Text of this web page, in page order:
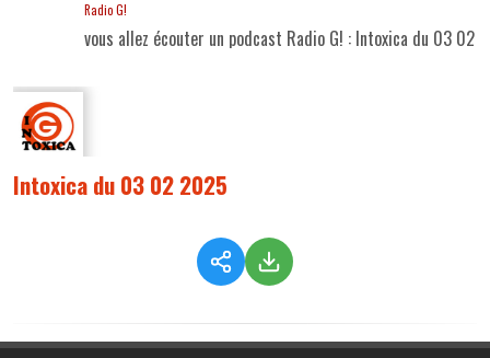
Radio G!
vous allez écouter un podcast Radio G! : Intoxica du 03 02
Intoxica du 03 02 2025